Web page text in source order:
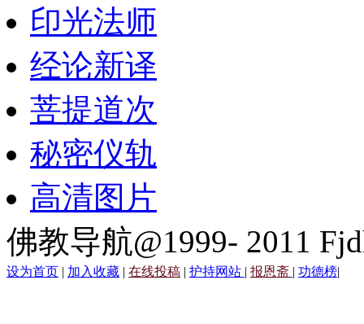
印光法师
经论新译
菩提道次
秘密仪轨
高清图片
佛教导航@1999- 2011
设为首页 | 加入收藏 | 在线投稿 | 护持网站 | 报恩斋 | 功德榜|